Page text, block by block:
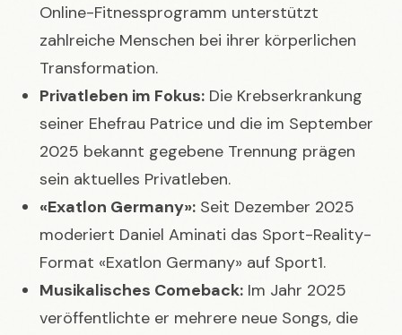
Online-Fitnessprogramm unterstützt
zahlreiche Menschen bei ihrer körperlichen
Transformation.
Privatleben im Fokus: Die Krebserkrankung
seiner Ehefrau Patrice und die im September
2025 bekannt gegebene Trennung prägen
sein aktuelles Privatleben.
«Exatlon Germany»: Seit Dezember 2025
moderiert Daniel Aminati das Sport-Reality-
Format «Exatlon Germany» auf Sport1.
Musikalisches Comeback: Im Jahr 2025
veröffentlichte er mehrere neue Songs, die